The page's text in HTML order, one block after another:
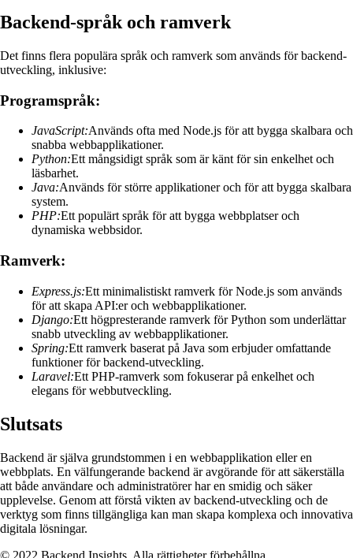
Backend-språk och ramverk
Det finns flera populära språk och ramverk som används för backend-
utveckling, inklusive:
Programspråk:
JavaScript:Används ofta med Node.js för att bygga skalbara och
snabba webbapplikationer.
Python:Ett mångsidigt språk som är känt för sin enkelhet och
läsbarhet.
Java:Används för större applikationer och för att bygga skalbara
system.
PHP:Ett populärt språk för att bygga webbplatser och
dynamiska webbsidor.
Ramverk:
Express.js:Ett minimalistiskt ramverk för Node.js som används
för att skapa API:er och webbapplikationer.
Django:Ett högpresterande ramverk för Python som underlättar
snabb utveckling av webbapplikationer.
Spring:Ett ramverk baserat på Java som erbjuder omfattande
funktioner för backend-utveckling.
Laravel:Ett PHP-ramverk som fokuserar på enkelhet och
elegans för webbutveckling.
Slutsats
Backend är själva grundstommen i en webbapplikation eller en
webbplats. En välfungerande backend är avgörande för att säkerställa
att både användare och administratörer har en smidig och säker
upplevelse. Genom att förstå vikten av backend-utveckling och de
verktyg som finns tillgängliga kan man skapa komplexa och innovativa
digitala lösningar.
© 2022 Backend Insights. Alla rättigheter förbehållna.